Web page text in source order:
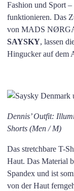
Fashion und Sport
funktionieren. Das
von MADS
SAYSKY, lassen
Hingucker auf dem
Dennis’ Outfit:
Shorts (Men / M)
Das stretchbare T-
Haut. Das Material
Spandex und ist
von der Haut